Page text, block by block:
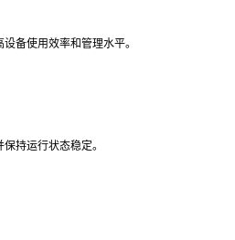
备使用效率和管理水平。
持运行状态稳定。